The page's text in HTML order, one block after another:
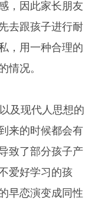
，因此家长朋友
去跟孩子进行耐
，用一种合理的
情况。
现代人思想的
来的时候都会有
致了部分孩子产
爱好学习的孩
早恋演变成同性